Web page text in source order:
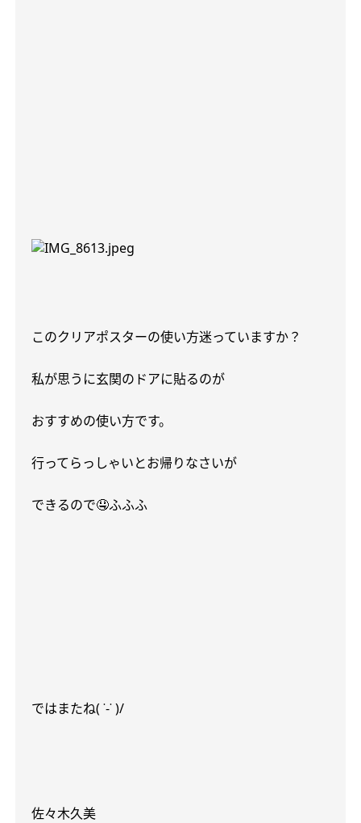
このクリアポスターの使い方迷っていますか？
私が思うに玄関のドアに貼るのが
おすすめの使い方です。
行ってらっしゃいとお帰りなさいが
できるので🤤ふふふ
ではまたね( ˙-˙ )/
佐々木久美